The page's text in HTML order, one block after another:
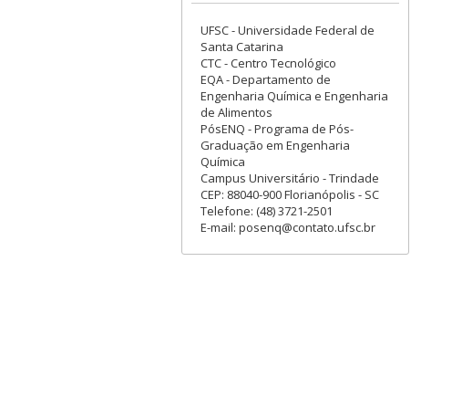
UFSC - Universidade Federal de
Santa Catarina
CTC - Centro Tecnológico
EQA - Departamento de
Engenharia Química e Engenharia
de Alimentos
PósENQ - Programa de Pós-
Graduação em Engenharia
Química
Campus Universitário - Trindade
CEP: 88040-900 Florianópolis - SC
Telefone: (48) 3721-2501
E-mail: posenq@contato.ufsc.br